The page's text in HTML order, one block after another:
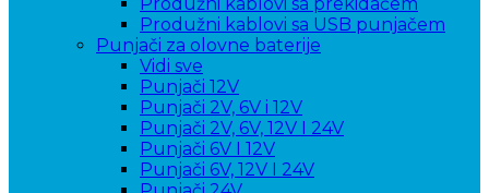
Produžni kablovi sa USB punjačem
Punjači za olovne baterije
Vidi sve
Punjači 12V
Punjači 2V, 6V i 12V
Punjači 2V, 6V, 12V I 24V
Punjači 6V I 12V
Punjači 6V, 12V I 24V